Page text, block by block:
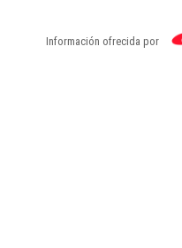
Información ofrecida por